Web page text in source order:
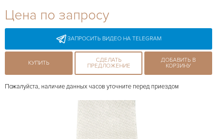
27-44
Цена по запросу
ЗАПРОСИТЬ ВИДЕО НА TELEGRAM
КУПИТЬ
СДЕЛАТЬ
ПРЕДЛОЖЕНИЕ
ДОБАВИТЬ В
КОРЗИНУ
Пожалуйста, наличие данных часов уточните перед приездом